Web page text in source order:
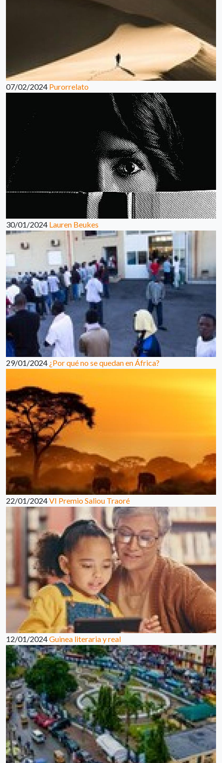
07/02/2024 Purorrelato
30/01/2024 Lauren Beukes
29/01/2024 ¿Por qué no se quedan en África?
22/01/2024VI Premio Saliou Traoré
12/01/2024Guinea literaria y real